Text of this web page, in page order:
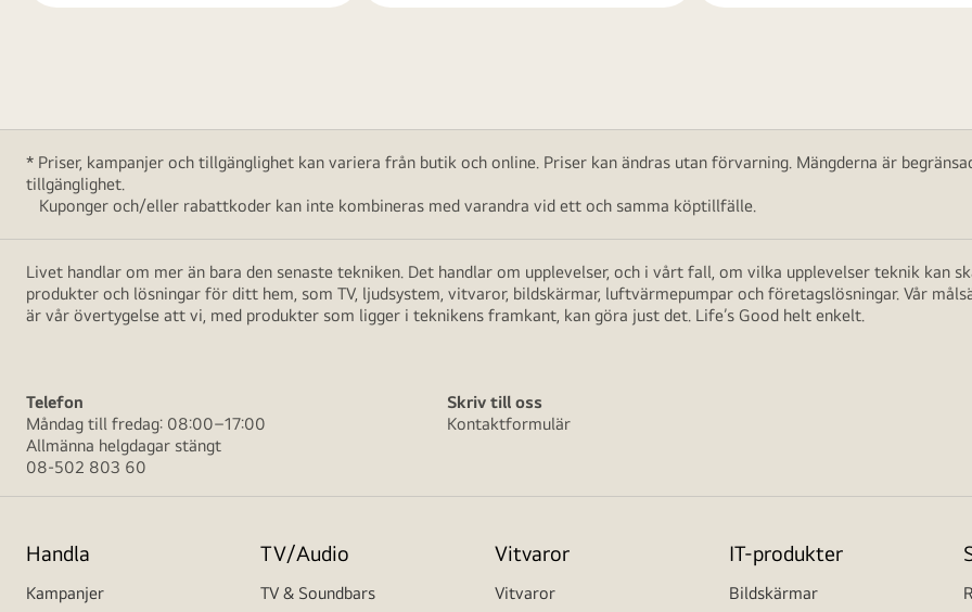
* Priser, kampanjer och tillgänglighet kan variera från butik och online. Priser kan ändras utan förvarning. Mängderna är
tillgänglighet.
Kuponger och/eller rabattkoder kan inte kombineras med varandra vid ett och samma köptillfälle.
Livet handlar om mer än bara den senaste tekniken. Det handlar om upplevelser, och i vårt fall, om vilka upplevelser teknik kan
produkter och lösningar för ditt hem, som TV, ljudsystem, vitvaror, bildskärmar, luftvärmepumpar och företagslösningar. Vår
är vår övertygelse att vi, med produkter som ligger i teknikens framkant, kan göra just det. Life’s Good helt enkelt.
Telefon
Måndag till fredag: 08:00–17:00
Allmänna helgdagar stängt
08-502 803 60
Skriv till oss
Kontaktformulär
Handla
Kampanjer
TV/Audio
TV & Soundbars
Vitvaror
Vitvaror
IT-produkter
Bildskärmar